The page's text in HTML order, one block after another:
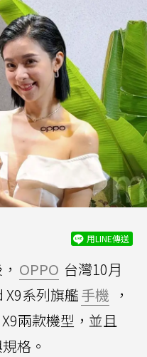
用LINE傳送
OPPO 台灣10月
系列旗艦手機 ，
兩款機型，並且
格。